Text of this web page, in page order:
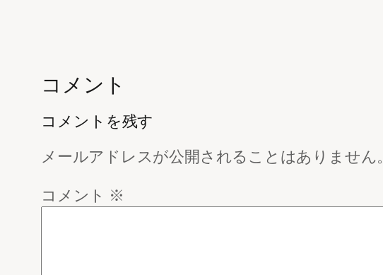
コメント
コメントを残す
メールアドレスが公開されることはありません。
コメント ※